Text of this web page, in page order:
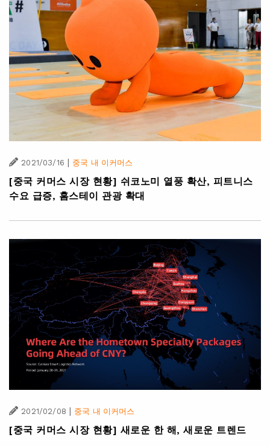
2021/03/16 | 중국 내 이커머스
[중국 커머스 시장 현황] 쉬코노미 열풍 확산, 피트니스
수요 급증, 홈스테이 관광 확대
2021/02/08 | 중국 내 이커머스
[중국 커머스 시장 현황] 새로운 한 해, 새로운 트렌드